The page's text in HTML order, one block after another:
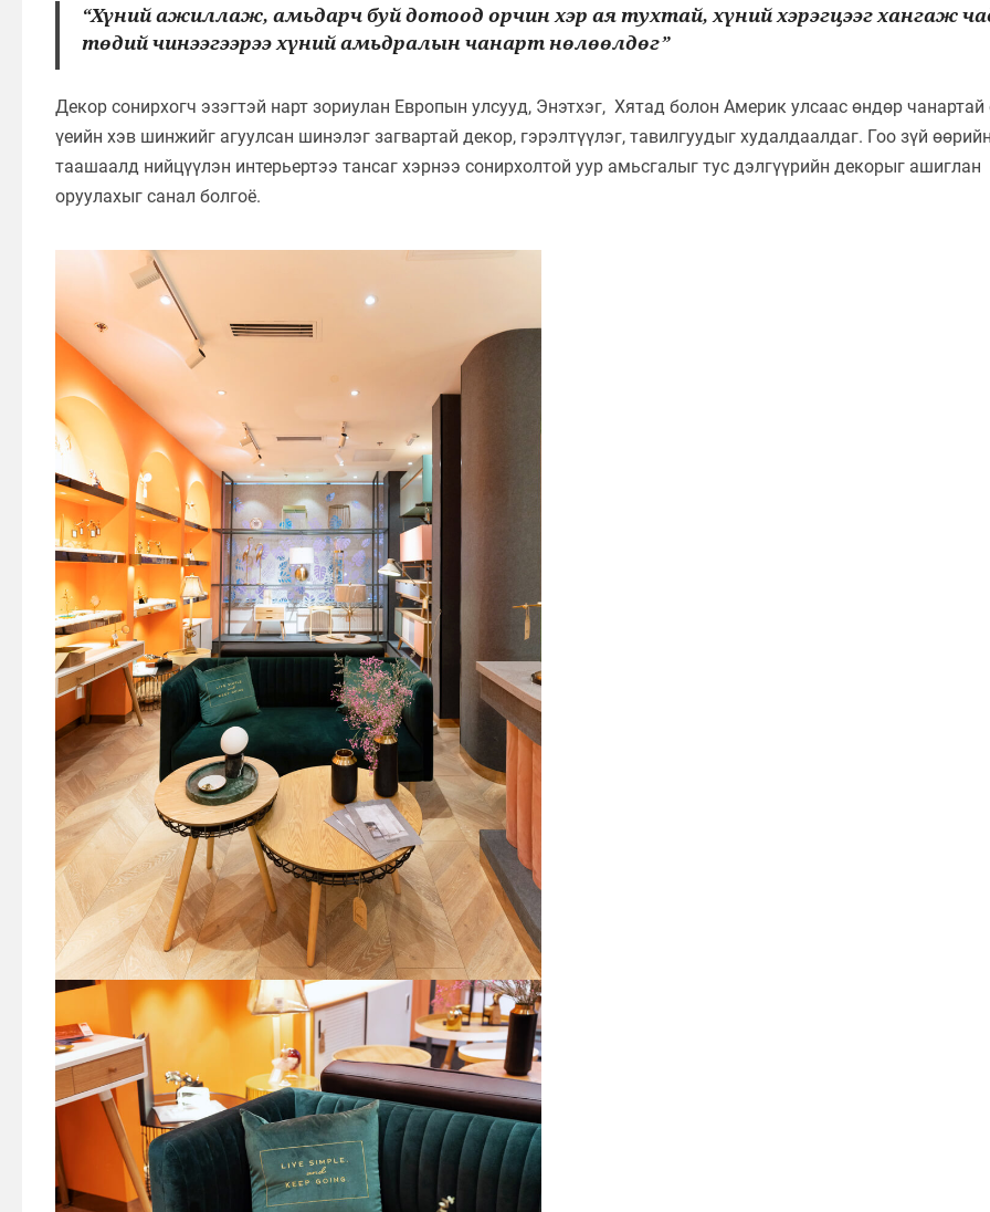
“Хүний ажиллаж, амьдарч буй дотоод орчин хэр ая тухтай, хүний хэрэгцээг хангаж
төдий чинээгээрээ хүний амьдралын чанарт нөлөөлдөг”
Декор сонирхогч эзэгтэй нарт зориулан Европын улсууд, Энэтхэг, Хятад болон Америк улсаас өндөр чанартай
үеийн хэв шинжийг агуулсан шинэлэг загвартай декор, гэрэлтүүлэг, тавилгуудыг худалдаалдаг. Гоо зүй өөрийн
таашаалд нийцүүлэн интерьертээ тансаг хэрнээ сонирхолтой уур амьсгалыг тус дэлгүүрийн декорыг ашиглан
оруулахыг санал болгоё.